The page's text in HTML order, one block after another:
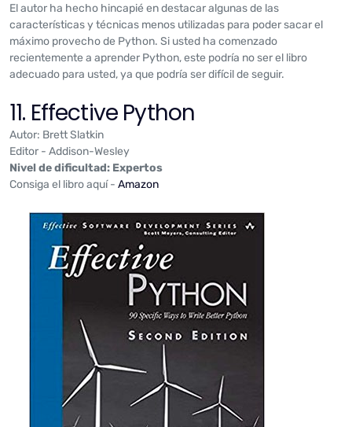
El autor ha hecho hincapié en destacar algunas de las
características y técnicas menos utilizadas para poder sacar el
máximo provecho de Python. Si usted ha comenzado
recientemente a aprender Python, este podría no ser el libro
adecuado para usted, ya que podría ser difícil de seguir.
11. Effective Python
Autor: Brett Slatkin
Editor - Addison-Wesley
Nivel de dificultad: Expertos
Consiga el libro aquí - Amazon